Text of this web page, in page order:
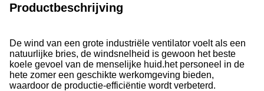
Productbeschrijving
De wind van een grote industriële ventilator voelt als een
natuurlijke bries, de windsnelheid is gewoon het beste
koele gevoel van de menselijke huid.het personeel in de
hete zomer een geschikte werkomgeving bieden,
waardoor de productie-efficiëntie wordt verbeterd.